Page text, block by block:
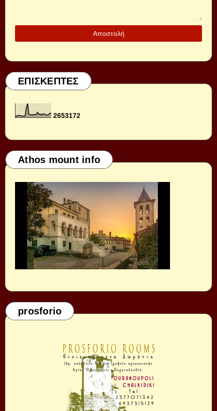
ΕΠΙΣΚΕΠΤΕΣ
2653172
Athos mount info
prosforio